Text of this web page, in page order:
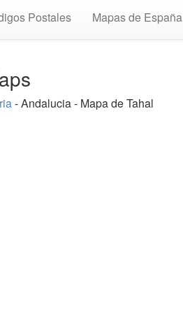
Postales Mapas de España
- Andalucia - Mapa de Tahal